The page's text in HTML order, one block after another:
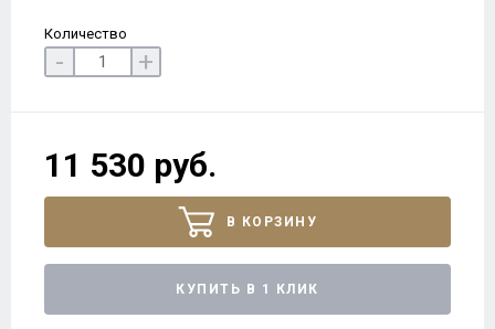
Количество
- +
11 530 руб.
В КОРЗИНУ
КУПИТЬ В 1 КЛИК